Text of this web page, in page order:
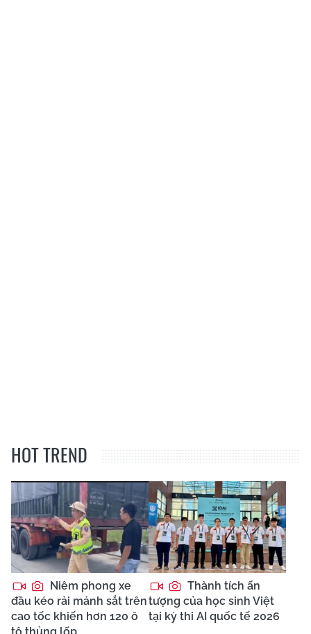
HOT TREND
Niêm phong xe
đầu kéo rải mảnh sắt trên
cao tốc khiến hơn 120 ô
tô thủng lốp
Thành tích ấn
tượng của học sinh Việt
tại kỳ thi AI quốc tế 2026